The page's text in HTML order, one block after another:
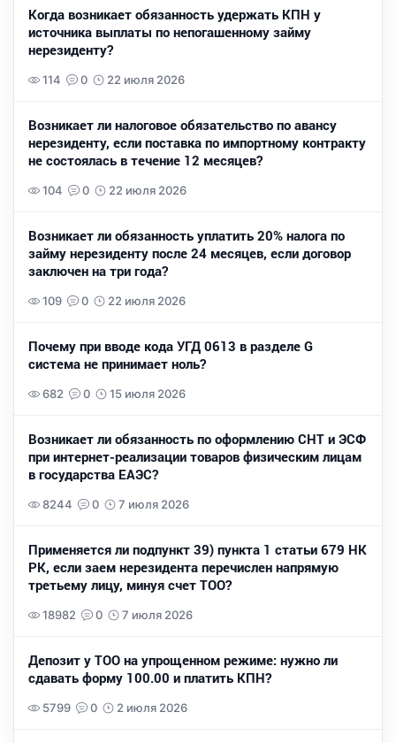
Когда возникает обязанность удержать КПН у
источника выплаты по непогашенному займу
нерезиденту?
114 0 22 июля 2026
Возникает ли налоговое обязательство по авансу
нерезиденту, если поставка по импортному контракту
не состоялась в течение 12 месяцев?
104 0 22 июля 2026
Возникает ли обязанность уплатить 20% налога по
займу нерезиденту после 24 месяцев, если договор
заключен на три года?
109 0 22 июля 2026
Почему при вводе кода УГД 0613 в разделе G
система не принимает ноль?
682 0 15 июля 2026
Возникает ли обязанность по оформлению СНТ и ЭСФ
при интернет-реализации товаров физическим лицам
в государства ЕАЭС?
8244 0 7 июля 2026
Применяется ли подпункт 39) пункта 1 статьи 679 НК
РК, если заем нерезидента перечислен напрямую
третьему лицу, минуя счет ТОО?
18982 0 7 июля 2026
Депозит у ТОО на упрощенном режиме: нужно ли
сдавать форму 100.00 и платить КПН?
5799 0 2 июля 2026